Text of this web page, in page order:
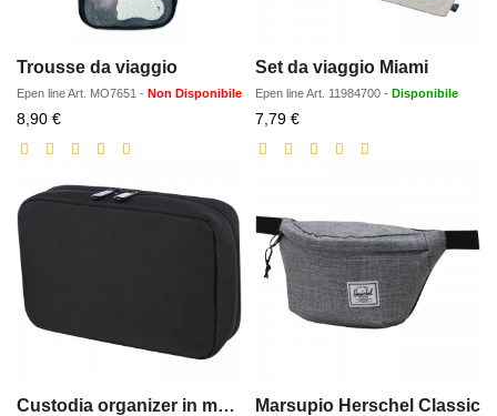
Trousse da viaggio
Epen lineArt. MO7651 - Non Disponibile
8,90 €Prezzo
scontato
Set da viaggio Miami
Epen lineArt. 11984700 - Disponibile
7,79 €Prezzo
scontato
Custodia organizer in materiale riciclato certificato GRS Rise Marsupio Herschel Classic